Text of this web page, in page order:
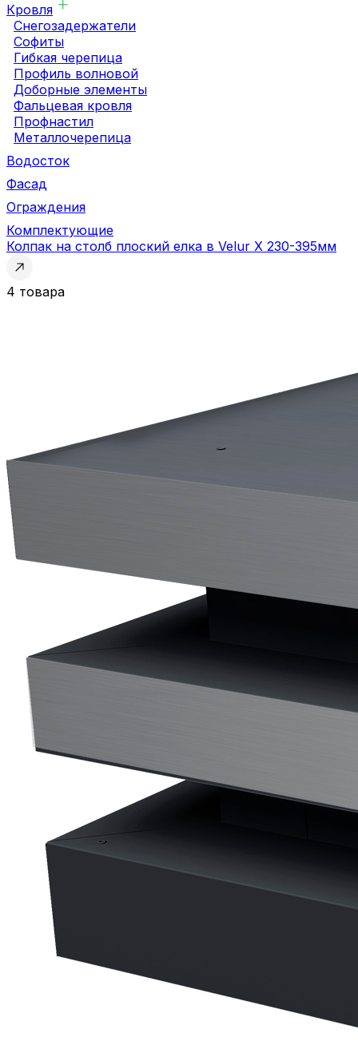
Кровля
Снегозадержатели
Софиты
Гибкая черепица
Профиль волновой
Доборные элементы
Фальцевая кровля
Профнастил
Металлочерепица
Водосток
Фасад
Ограждения
Комплектующие
Колпак на столб плоский елка в Velur X 230-395мм
4 товара